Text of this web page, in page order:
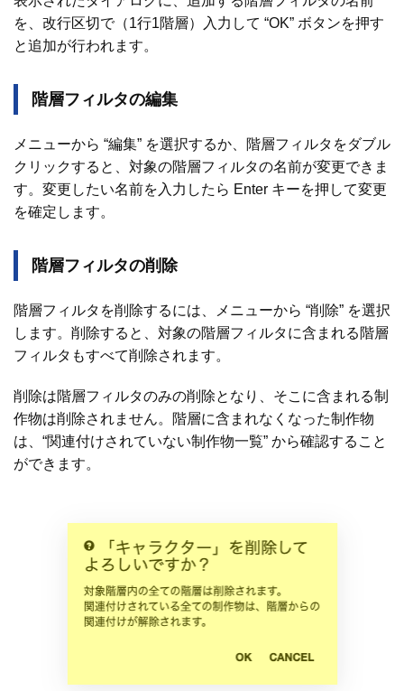
を、改行区切で（1行1階層）入力して “OK” ボタンを押す
と追加が行われます。
階層フィルタの編集
メニューから “編集” を選択するか、階層フィルタをダブル
クリックすると、対象の階層フィルタの名前が変更できま
す。変更したい名前を入力したら Enter キーを押して変更
を確定します。
階層フィルタの削除
階層フィルタを削除するには、メニューから “削除” を選択
します。削除すると、対象の階層フィルタに含まれる階層
フィルタもすべて削除されます。
削除は階層フィルタのみの削除となり、そこに含まれる制
作物は削除されません。階層に含まれなくなった制作物
は、“関連付けされていない制作物一覧” から確認すること
ができます。